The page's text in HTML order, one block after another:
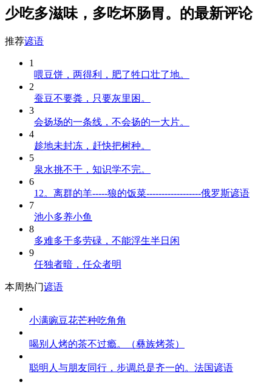
少吃多滋味，多吃坏肠胃。的最新评论
推荐谚语
1
喂豆饼，两得利，肥了牲口壮了地。
2
蚕豆不要粪，只要灰里困。
3
会扬场的一条线，不会扬的一大片。
4
趁地未封冻，赶快把树种。
5
泉水挑不干，知识学不完。
6
12。离群的羊-----狼的饭菜------------------俄罗斯谚语
7
池小多养小鱼
8
多难多干多劳碌，不能浮生半日闲
9
任独者暗，任众者明
本周热门谚语
小满豌豆花芒种吃角角
喝别人烤的茶不过瘾。（彝族烤茶）
聪明人与朋友同行，步调总是齐一的。法国谚语